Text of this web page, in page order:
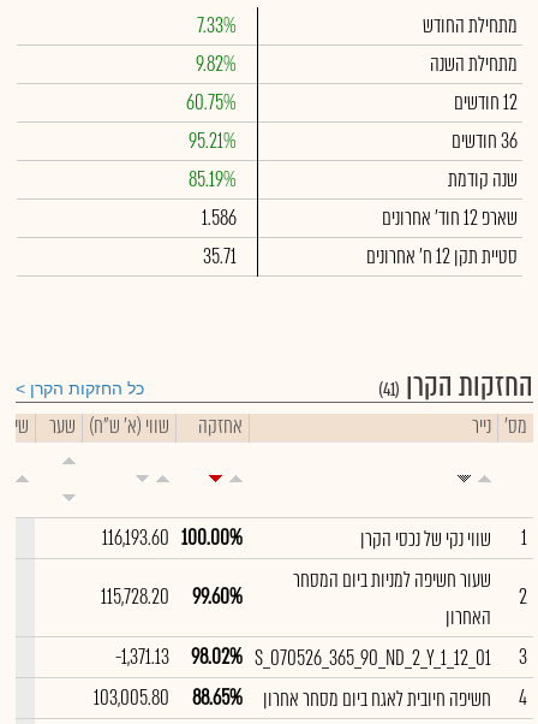
מתחילת החודש
7.33%
מתחילת השנה
9.82%
12 חודשים
60.75%
36 חודשים
95.21%
שנה קודמת
85.19%
שארפ 12 חוד' אחרונים
1.586
סטיית תקן 12 ח' אחרונים
35.71
החזקות הקרן (41) כל החזקות הקרן
מס' נייר אחזקה שווי (א' ש"ח) שער
1 שווי נקי של נכסי הקרן 100.00%
116,193.60
2
שעור חשיפה למניות ביום המסחר
האחרון
99.60%
115,728.20
3
S_070526_365_90_ND_2_Y_1_12_01
98.02%
-1,371.13
4
חשיפה חיובית לאגח ביום מסחר אחרון 88.65%
103,005.80